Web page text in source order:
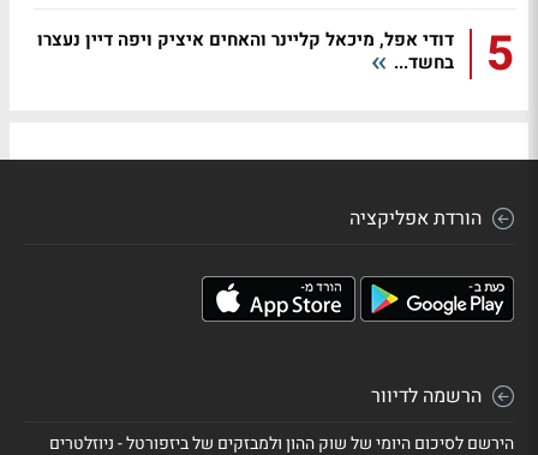
5
דודי אפל, מיכאל קליינר והאחים איציק ויפה דיין נעצרו
בחשד...
הורדת אפליקציה
הרשמה לדיוור
הירשם לסיכום היומי של שוק ההון ולמבזקים של ביזפורטל - ניוזלטרים